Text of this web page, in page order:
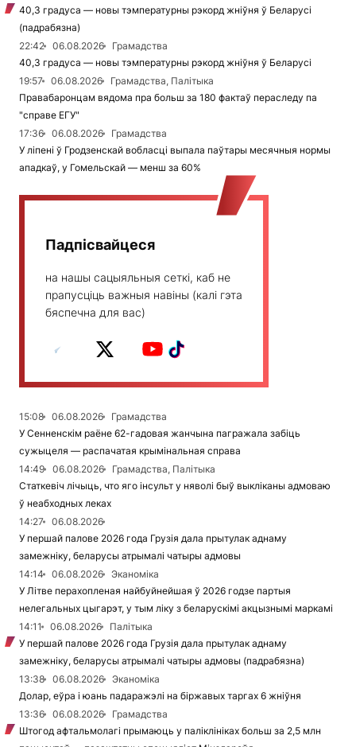
40,3 градуса — новы тэмпературны рэкорд жніўня ў Беларусі
(падрабязна)
22:42
06.08.2026
Грамадства
40,3 градуса — новы тэмпературны рэкорд жніўня ў Беларусі
19:57
06.08.2026
Грамадства, Палітыка
Правабаронцам вядома пра больш за 180 фактаў пераследу па
"справе ЕГУ"
17:36
06.08.2026
Грамадства
У ліпені ў Гродзенскай вобласці выпала паўтары месячныя нормы
ападкаў, у Гомельскай — менш за 60%
Падпісвайцеся
на нашы сацыяльныя сеткі, каб не
прапусціць важныя навіны (калі гэта
бяспечна для вас)
15:08 06.08.2026
Грамадства
У Сенненскім раёне 62-гадовая жанчына пагражала забіць
сужыцеля — распачатая крымінальная справа
14:49
06.08.2026
Грамадства, Палітыка
Статкевіч лічыць, что яго інсульт у няволі быў выкліканы адмоваю
ў неабходных леках
14:27
06.08.2026
У першай палове 2026 года Грузія дала прытулак аднаму
замежніку, беларусы атрымалі чатыры адмовы
14:14
06.08.2026
Эканоміка
У Літве перахопленая найбуйнейшая ў 2026 годзе партыя
нелегальных цыгарэт, у тым ліку з беларускімі акцызнымі маркамі
14:11
06.08.2026
Палітыка
У першай палове 2026 года Грузія дала прытулак аднаму
замежніку, беларусы атрымалі чатыры адмовы (падрабязна)
13:38
06.08.2026
Эканоміка
Долар, еўра і юань падаражэлі на біржавых таргах 6 жніўня
13:36
06.08.2026
Грамадства
Штогод афтальмолагі прымаюць у паліклініках больш за 2,5 млн